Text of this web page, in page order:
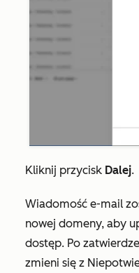
Kliknij przycisk Dalej.
Wiadomość e-mail
nowej domeny, aby
dostęp. Po
zmieni się z